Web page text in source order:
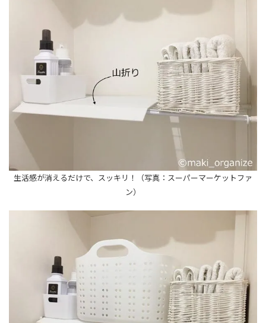
生活感が消えるだけで、スッキリ！（写真：スーパーマーケットファ
ン）